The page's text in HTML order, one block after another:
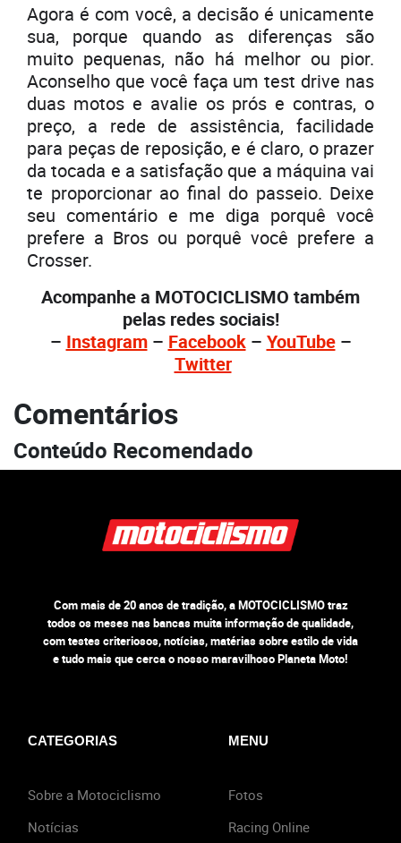
Agora é com você, a decisão é unicamente
sua, porque quando as diferenças são
muito pequenas, não há melhor ou pior.
Aconselho que você faça um test drive nas
duas motos e avalie os prós e contras, o
preço, a rede de assistência, facilidade
para peças de reposição, e é claro, o prazer
da tocada e a satisfação que a máquina vai
te proporcionar ao final do passeio. Deixe
seu comentário e me diga porquê você
prefere a Bros ou porquê você prefere a
Crosser.
Acompanhe a MOTOCICLISMO também
pelas redes sociais!
– Instagram– Facebook– YouTube–
Twitter
Comentários
Conteúdo Recomendado
Com mais de 20 anos de tradição, a MOTOCICLISMO traz
todos os meses nas bancas muita informação de qualidade,
com testes criteriosos, notícias, matérias sobre estilo de vida
e tudo mais que cerca o nosso maravilhoso Planeta Moto!
CATEGORIAS
Sobre a Motociclismo
Notícias
MENU
Fotos
Racing Online